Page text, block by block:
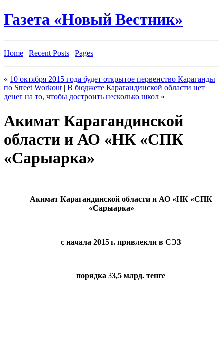
Газета «Новый Вестник»
Home | Recent Posts | Pages
« 10 октября 2015 года будет открытое первенство Караганды
по Street Workout | В бюджете Карагандинской области нет
денег на то, чтобы достроить несколько школ »
Акимат Карагандинской
области и АО «НК «СПК
«Сарыарка»
Акимат Карагандинской области и АО «НК «СПК
«Сарыарка»
с начала 2015 г. привлекли в СЭЗ
порядка 33,5 млрд. тенге